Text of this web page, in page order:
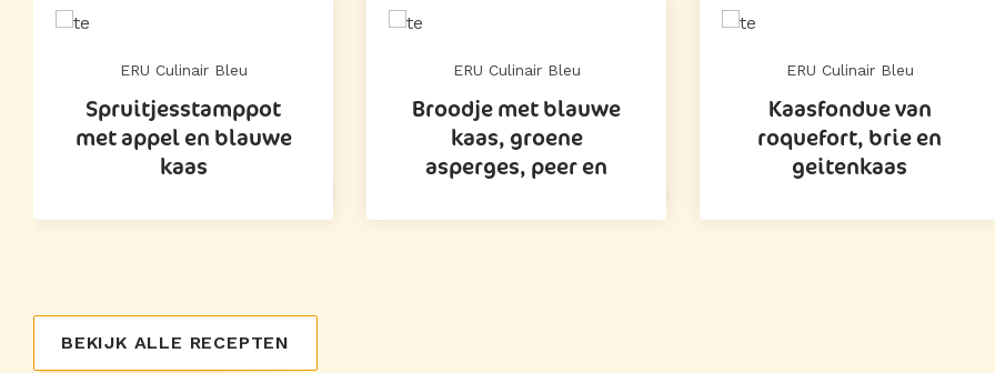
ERU Culinair Bleu
Spruitjesstamppot
met appel en blauwe
kaas
ERU Culinair Bleu
Broodje met blauwe
kaas, groene
asperges, peer en
ERU Culinair Bleu
Kaasfondue van
roquefort, brie en
geitenkaas
BEKIJK ALLE RECEPTEN